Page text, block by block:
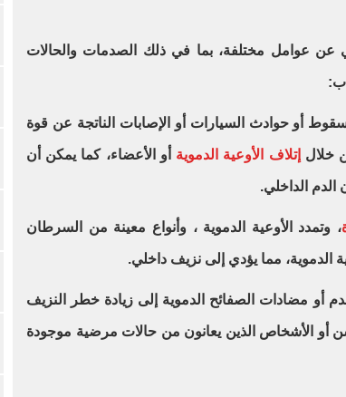
عن عوامل مختلفة، بما في ذلك الصدمات والحالات
أو حوادث السيارات أو الإصابات الناتجة عن قوة
خلال إتلاف الأوعية الدموية أو الأعضاء، كما يمكن أن
الداخلي.
، وتمدد الأوعية الدموية ، وأنواع معينة من السرطان
الدموية، مما يؤدي إلى نزيف داخلي.
أو مضادات الصفائح الدموية إلى زيادة خطر النزيف
أو الأشخاص الذين يعانون من حالات مرضية موجودة